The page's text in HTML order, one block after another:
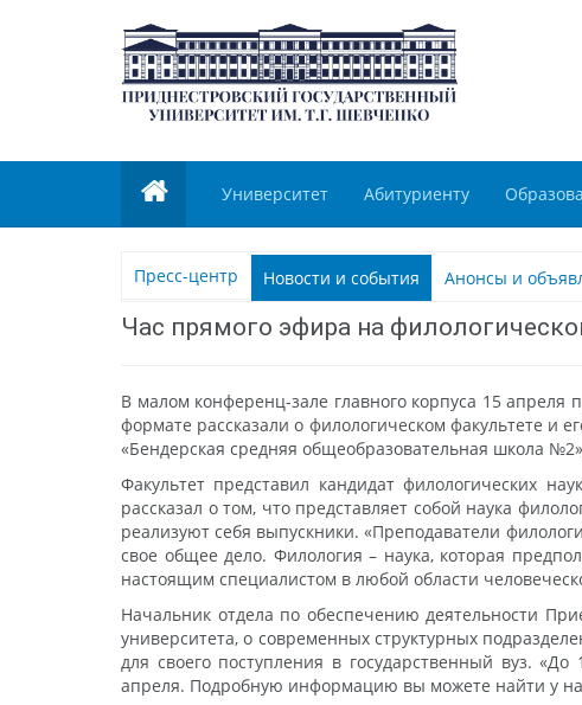
Университет Абитуриенту
Пресс-центр Новости и события Анонсы и
Час прямого эфира на
В малом конференц-зале главного корпуса 15
формате рассказали о филологическом факультете
«Бендерская средняя общеобразовательная школа
Факультет представил кандидат филологических
рассказал о том, что представляет собой наука
реализуют себя выпускники. «Преподаватели
свое общее дело. Филология – наука, которая
настоящим специалистом в любой области
Начальник отдела по обеспечению деятельности
университета, о современных структурных
для своего поступления в государственный вуз.
апреля. Подробную информацию вы можете найти у